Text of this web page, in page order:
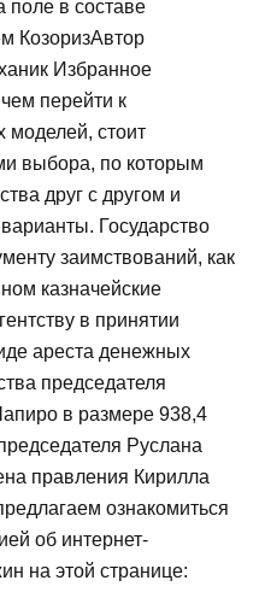
поле в составе
КозоризАвтор
Избранное
перейти к
моделей, стоит
выбора, по которым
друг с другом и
Государство
заимствований, как
казначейские
в принятии
ареста денежных
председателя
в размере 938,4
Руслана
правления Кирилла
ознакомиться
об интернет-
на этой странице: